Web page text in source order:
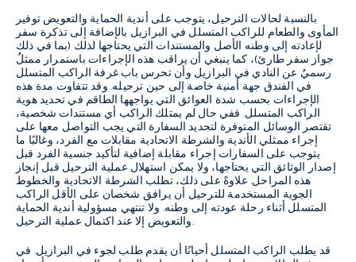
بالنسبة لحالات الترحيل، يتوجب على أندية الحماية والتعويض توفير
المأوى والطعام للراكب المتسلل في البرازيل بالإضافة إلى تذكرة سفر
لإعادته إلى وطنه الأصل والمستندات التي يحتاجها لذلك (بما في ذلك
جواز سفر طارئ)، كما ينبغي أن يراقب هذه الإجراءات باستمرار ممثلٌ
رسميٌ عن النادي في البرازيل وأن تحرس باب غرفة الراكب المتسلل
في الفندق جهة أمنية خاصة إلى حين ترحيله. وقد تتفاوت مدة هذه
الإجراءات بحسب شدة العوائق التي يواجهها الطاقم في تحديد هوية
الراكب المتسلل. ففي حال لم يمتلك الراكب أي مستندات شخصية،
تقتصر الوسائل المتوفرة لتحديد السفارة التي يجب التواصل معها على
إجراء ممثلي الأندية والشرطة الاتحادية مقابلات مع الفرد، وغالبًا ما
يتوجب على السفارات إجراء مقابلة إضافية لتأكيد جنسية الفرد قبل
إصدار الوثائق التي يحتاجها، ولا يمكن استهلال عملية الترحيل قبل إنجاز
هذه المراحل. علاوةً على ذلك، تطلب الشرطة الاتحادية والخطوط
الجوية المستخدمة للترحيل أن يرافق شخصان على الأقل الراكب
المتسلل أثناء رحلة عودته إلى وطنه. ولا تنتهي مسؤولية أندية الحماية
والتعويض إلا عند اكتمال عملية الترحيل.
قد يطلب الراكب المتسلل أحيانًا أن يقدم طلب لجوء في البرازيل. في